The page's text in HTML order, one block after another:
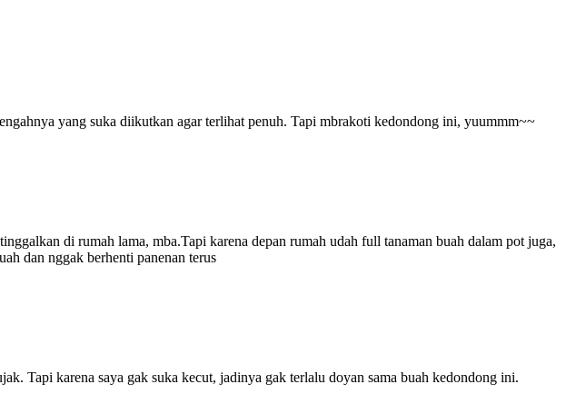
yang suka diikutkan agar terlihat penuh. Tapi mbrakoti kedondong ini, yuummm~~
di rumah lama, mba.Tapi karena depan rumah udah full tanaman buah dalam pot juga,
dan nggak berhenti panenan terus
Tapi karena saya gak suka kecut, jadinya gak terlalu doyan sama buah kedondong ini.